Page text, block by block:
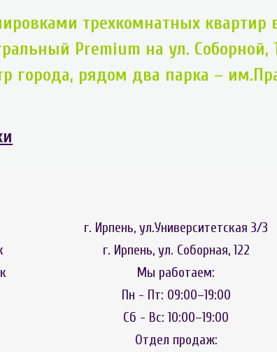
трехкомнатных
Premium на ул. Соборной,
города, рядом два парка –
г. Ирпень, ул.Университетская 3/3
г. Ирпень, ул. Соборная, 122
Мы работаем:
Пн - Пт: 09:00–19:00
Сб - Вс: 10:00–19:00
Отдел продаж: